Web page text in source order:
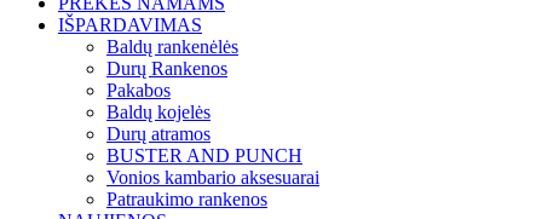
IŠPARDAVIMAS
Baldų rankenėlės
Durų Rankenos
Pakabos
Baldų kojelės
Durų atramos
BUSTER AND PUNCH
Vonios kambario aksesuarai
Patraukimo rankenos